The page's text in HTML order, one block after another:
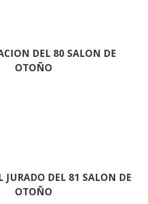
DEL 80 SALON DE
OTOÑO
JURADO DEL 81 SALON DE
OTOÑO